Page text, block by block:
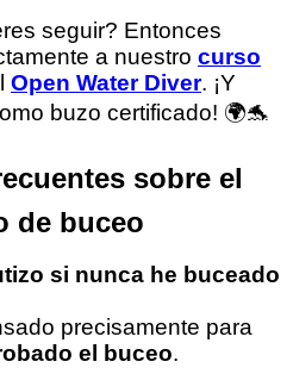
seguir? Entonces
a nuestro curso
Open Water Diver. ¡Y
buzo certificado! 🌍🐬
sobre el
de buceo
si nunca he buceado
precisamente para
el buceo.